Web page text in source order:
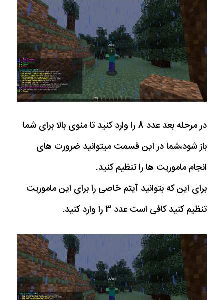
در مرحله بعد عدد 8 را وارد کنید تا منوی بالا برای شما
باز شود،شما در این قسمت میتوانید ضرورت های
انجام ماموریت ها را تنظیم کنید.
برای این که بتوانید آیتم خاصی را برای این ماموریت
تنظیم کنید کافی است عدد 3 را وارد کنید.